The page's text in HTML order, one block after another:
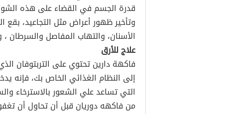
قدرة الجسم في القضاء على هذه
وتأخير ظهور أعراض مثل التجاعيد،
الأسنان، والتهاب المفاصل والسرطان
علاج للأرق
فاكهة دارين تحتوي على التربتوفان
إلى النظام الغذائي الخاص بك، فإنه
التي تساعد علي الشعور بالاسترخاء
من فاكهه دوريان قبل أن تحاول أن